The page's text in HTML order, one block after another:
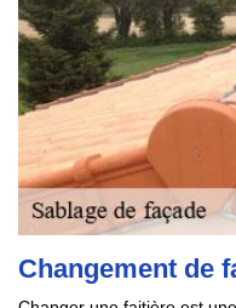
Changement de